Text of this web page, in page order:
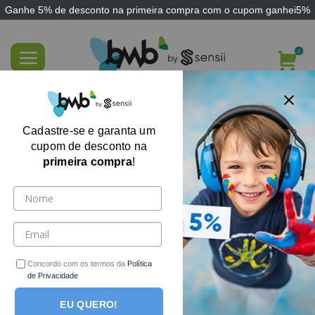
Ganhe 5% de desconto na primeira compra com o cupom ganhei5%
content
Recurso Educativo Laboratório das Cores
Cadastre-se e garanta um
cupom de desconto na
primeira compra!
Concordo com os termos da Política
de Privacidade
EU QUERO!